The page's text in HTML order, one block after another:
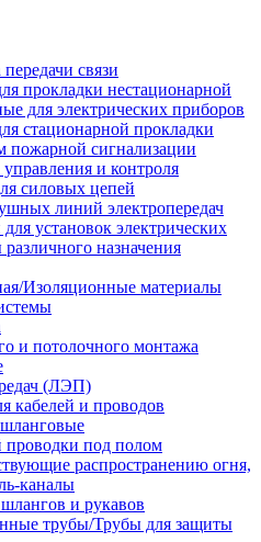
связи
прокладки нестационарной
для электрических приборов
стационарной прокладки
пожарной сигнализации
и контроля
силовых цепей
линий электропередач
установок электрических
назначения
Изоляционные материалы
и потолочного монтажа
(ЛЭП)
кабелей и проводов
под полом
распространению огня,
каналы
и рукавов
трубы/Трубы для защиты